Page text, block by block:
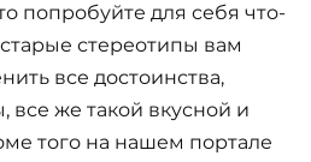
попробуйте для себя что-
стереотипы вам
все достоинства,
все же такой вкусной и
того на нашем портале